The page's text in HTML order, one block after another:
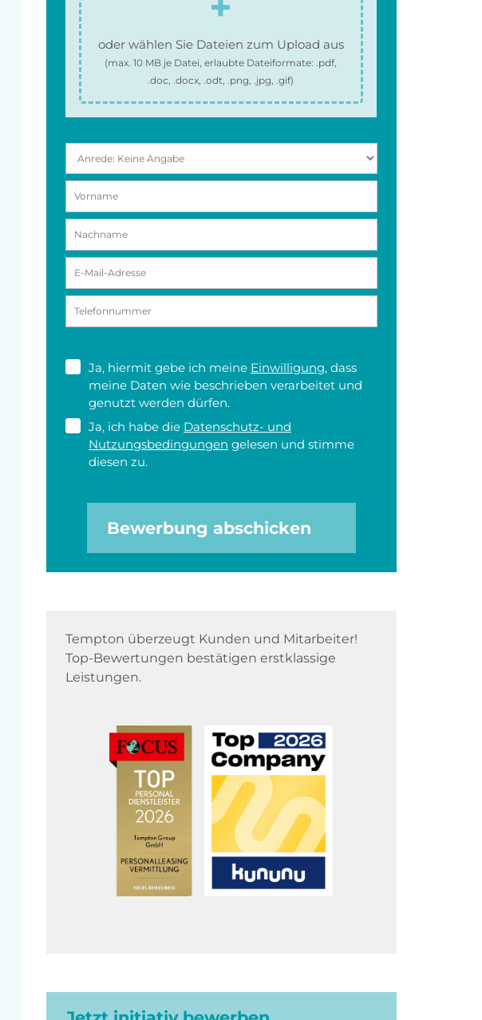
oder wählen Sie Dateien zum Upload aus
(max.10 MB je Datei, erlaubte Dateiformate:.pdf,
.doc, .docx, .odt, .png, .jpg, .gif)
Ja, hiermit gebe ich meine Einwilligung, dass
meine Daten wie beschrieben verarbeitet und
genutzt werden dürfen.
Ja, ich habe die Datenschutz- und
Nutzungsbedingungen gelesen und stimme
diesen zu.
Bewerbung abschicken
Tempton überzeugt Kunden und Mitarbeiter!
Top-Bewertungen bestätigen erstklassige
Leistungen.